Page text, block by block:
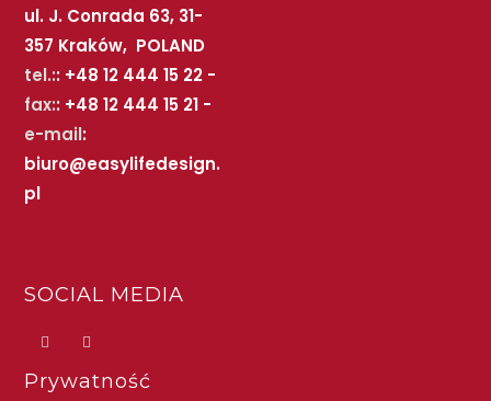
ul. J. Conrada 63, 31-
357 Kraków, POLAND
tel.:: +48 12 444 15 22 -
fax:: +48 12 444 15 21 -
e-mail:
biuro@easylifedesign.
pl
SOCIAL MEDIA
Prywatność